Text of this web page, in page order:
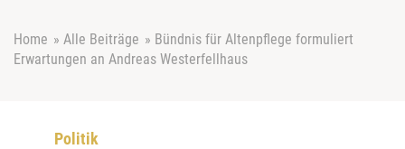
Home » Alle Beiträge » Bündnis für Altenpflege formuliert
Erwartungen an Andreas Westerfellhaus
Politik